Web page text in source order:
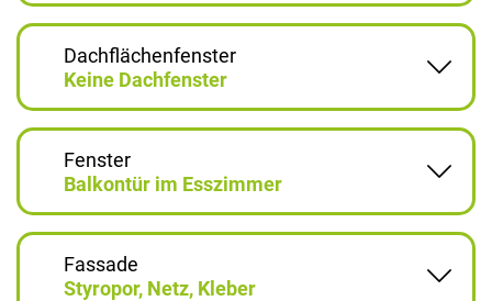
Dachflächenfenster
Keine Dachfenster
Fenster
Balkontür im Esszimmer
Fassade
Styropor, Netz, Kleber